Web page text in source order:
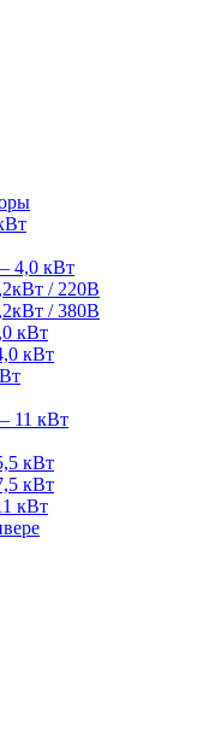
4,0 кВт
/ 220В
/ 380В
кВт
кВт
11 кВт
кВт
кВт
кВт